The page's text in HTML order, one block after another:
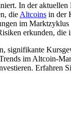
In der
die Altcoins in der
im
erkunden, die
signifikante
im Altcoin-
Erfahren